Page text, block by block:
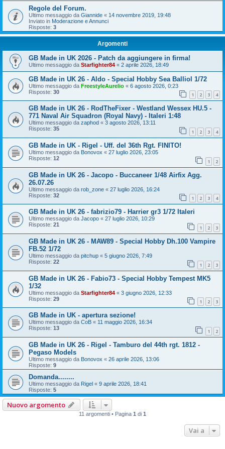
Regole del Forum.
Ultimo messaggio da Giannide « 14 novembre 2019, 19:48
Inviato in Moderazione e Annunci
Risposte: 3
Argomenti
GB Made in UK 2026 - Patch da aggiungere in firma!
Ultimo messaggio da Starfighter84 « 2 aprile 2026, 18:49
GB Made in UK 26 - Aldo - Special Hobby Sea Balliol 1/72
Ultimo messaggio da FreestyleAurelio « 6 agosto 2026, 0:23
Risposte: 30 1 2 3 4
GB Made in UK 26 - RodTheFixer - Westland Wessex HU.5 -
771 Naval Air Squadron (Royal Navy) - Italeri 1:48
Ultimo messaggio da zaphod « 3 agosto 2026, 13:11
Risposte: 35 1 2 3 4
GB Made in UK - Rigel - Uff. del 36th Rgt. FINITO!
Ultimo messaggio da Bonovox « 27 luglio 2026, 23:05
Risposte: 12 1 2
GB Made in UK 26 - Jacopo - Buccaneer 1/48 Airfix Agg.
26.07.26
Ultimo messaggio da rob_zone « 27 luglio 2026, 16:24
Risposte: 32 1 2 3 4
GB Made in UK 26 - fabrizio79 - Harrier gr3 1/72 Italeri
Ultimo messaggio da Jacopo « 27 luglio 2026, 10:29
Risposte: 21 1 2 3
GB Made in UK 26 - MAW89 - Special Hobby Dh.100 Vampire
FB.52 1/72
Ultimo messaggio da pitchup « 5 giugno 2026, 7:49
Risposte: 22 1 2 3
GB Made in UK 26 - Fabio73 - Special Hobby Tempest MK5
1/32
Ultimo messaggio da Starfighter84 « 3 giugno 2026, 12:33
Risposte: 29 1 2 3
GB Made in UK - apertura sezione!
Ultimo messaggio da CoB « 11 maggio 2026, 16:34
Risposte: 13 1 2
GB Made in UK 26 - Rigel - Tamburo del 44th rgt. 1812 -
Pegaso Models
Ultimo messaggio da Bonovox « 26 aprile 2026, 13:06
Risposte: 9
Domanda........
Ultimo messaggio da Rigel « 9 aprile 2026, 18:41
Risposte: 5
Nuovo argomento
11 argomenti • Pagina 1 di 1
Vai a